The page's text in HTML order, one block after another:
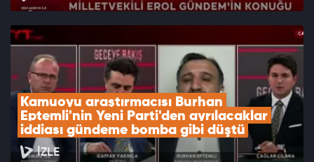
Kamuoyu araştırmacısı Burhan
Eptemli'nin Yeni Parti'den ayrılacaklar
iddiası gündeme bomba gibi düştü
İZLE